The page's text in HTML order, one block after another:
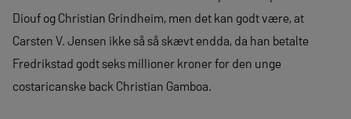
Diouf og Christian Grindheim, men det kan godt være, at
Carsten V. Jensen ikke så så skævt endda, da han betalte
Fredrikstad godt seks millioner kroner for den unge
costaricanske back Christian Gamboa.